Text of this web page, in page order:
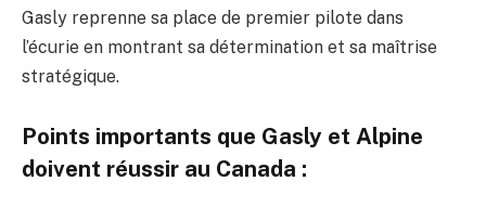
Gasly reprenne sa place de premier pilote dans
l’écurie en montrant sa détermination et sa maîtrise
stratégique.
Points importants que Gasly et Alpine
doivent réussir au Canada :